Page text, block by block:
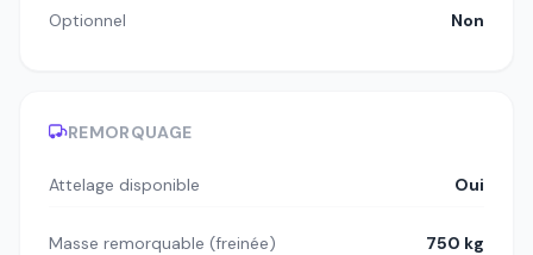
Optionnel Non
REMORQUAGE
Attelage disponible Oui
Masse remorquable (freinée) 750 kg